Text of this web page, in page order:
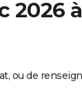
2026 à
ou de